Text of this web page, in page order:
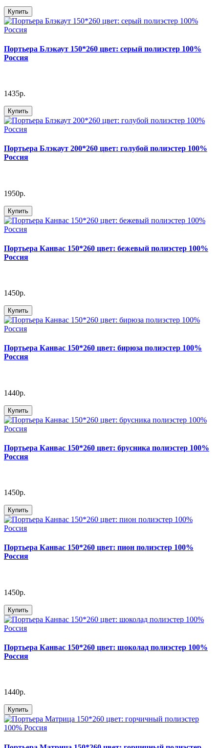
Купить
Портьера Блэкаут 150*260 цвет: серый полиэстер 100%
Россия
1435р.
Купить
Портьера Блэкаут 200*260 цвет: голубой полиэстер 100%
Россия
1950р.
Купить
Портьера Канвас 150*260 цвет: бежевый полиэстер 100%
Россия
1450р.
Купить
Портьера Канвас 150*260 цвет: бирюза полиэстер 100%
Россия
1440р.
Купить
Портьера Канвас 150*260 цвет: брусника полиэстер 100%
Россия
1450р.
Купить
Портьера Канвас 150*260 цвет: пион полиэстер 100%
Россия
1450р.
Купить
Портьера Канвас 150*260 цвет: шоколад полиэстер 100%
Россия
1440р.
Купить